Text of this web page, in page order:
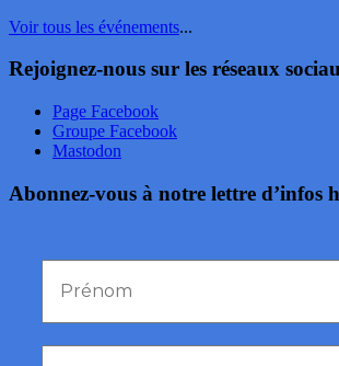
Voir tous les événements...
Rejoignez-nous sur les réseaux
Page Facebook
Groupe Facebook
Mastodon
Abonnez-vous à notre lettre d’infos